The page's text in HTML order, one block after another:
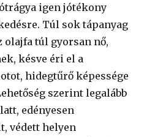
igen jótékony
Túl sok tápanyag
olajfa túl gyorsan nő,
késve éri el a
hidegtűrő képessége
szerint legalább
edényesen
védett helyen